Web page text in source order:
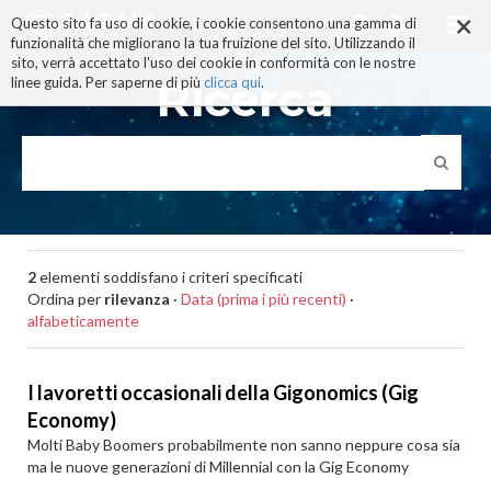
×
Questo sito fa uso di cookie, i cookie consentono una gamma di
funzionalità che migliorano la tua fruizione del sito. Utilizzando il
sito, verrà accettato l'uso dei cookie in conformità con le nostre
linee guida. Per saperne di più clicca qui.
ai
contenuti.
|
alla
navigazione
Ricerca
2elementi soddisfano i criteri specificati
Ordina per rilevanza · Data (prima i più recenti) ·
alfabeticamente
I lavoretti occasionali della Gigonomics (Gig
Economy)
Molti Baby Boomers probabilmente non sanno neppure cosa sia
ma le nuove generazioni di Millennial con la Gig Economy